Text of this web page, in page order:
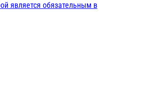
является обязательным в